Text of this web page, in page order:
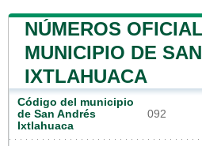
NÚMEROS
MUNICIPIO DE
IXTLAHUACA
Código del municipio
de San Andrés
Ixtlahuaca
092